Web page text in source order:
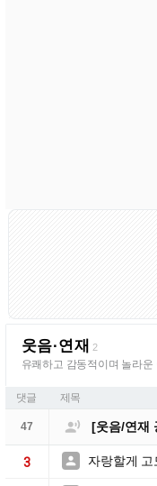
웃음·연재 2
유쾌하고 감동적이며 놀라
댓글 제목
47  [웃음/연재
3  자랑할게